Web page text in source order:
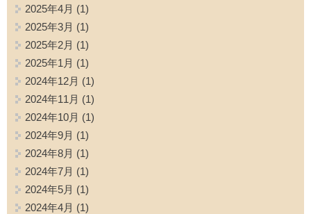
2025年4月 (1)
2025年3月 (1)
2025年2月 (1)
2025年1月 (1)
2024年12月 (1)
2024年11月 (1)
2024年10月 (1)
2024年9月 (1)
2024年8月 (1)
2024年7月 (1)
2024年5月 (1)
2024年4月 (1)